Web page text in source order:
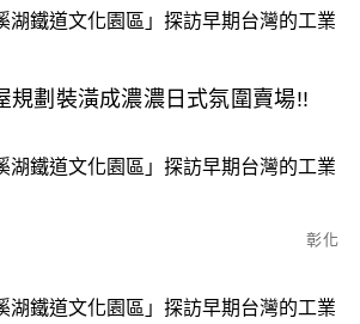
規劃裝潢成濃濃日式氛圍賣場!!
化